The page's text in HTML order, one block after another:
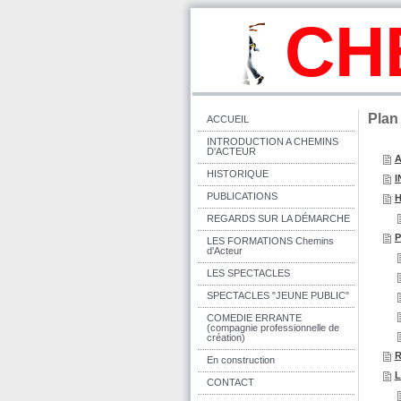
ACCUEIL
INTRODUCTION A CHEMINS
D'ACTEUR
HISTORIQUE
PUBLICATIONS
REGARDS SUR LA DÉMARCHE
LES FORMATIONS Chemins
d'Acteur
LES SPECTACLES
SPECTACLES "JEUNE PUBLIC"
COMEDIE ERRANTE
(compagnie professionnelle de
création)
En construction
CONTACT